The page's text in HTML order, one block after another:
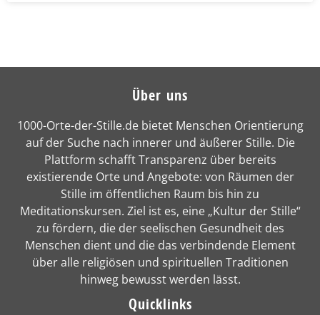
Über uns
1000-Orte-der-Stille.de bietet Menschen Orientierung
auf der Suche nach innerer und äußerer Stille. Die
Plattform schafft Transparenz über bereits
existierende Orte und Angebote: von Räumen der
Stille im öffentlichen Raum bis hin zu
Meditationskursen. Ziel ist es, eine „Kultur der Stille“
zu fördern, die der seelischen Gesundheit des
Menschen dient und die das verbindende Element
über alle religiösen und spirituellen Traditionen
hinweg bewusst werden lässt.
Quicklinks